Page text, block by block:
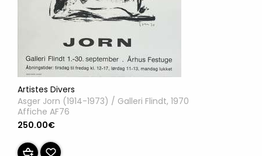
Artistes Divers
Asger Jorn (1914-1973) / Galleri Flindt, 1970
Affiche AF76
250.00€